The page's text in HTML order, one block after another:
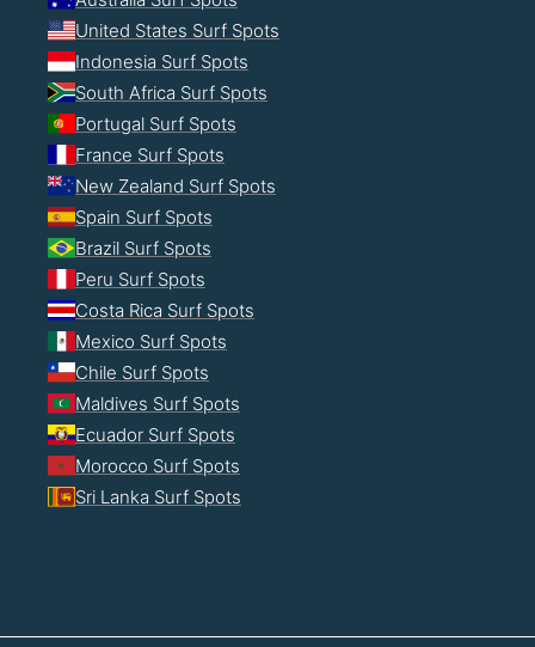
United States Surf Spots
Indonesia Surf Spots
South Africa Surf Spots
Portugal Surf Spots
France Surf Spots
New Zealand Surf Spots
Spain Surf Spots
Brazil Surf Spots
Peru Surf Spots
Costa Rica Surf Spots
Mexico Surf Spots
Chile Surf Spots
Maldives Surf Spots
Ecuador Surf Spots
Morocco Surf Spots
Sri Lanka Surf Spots